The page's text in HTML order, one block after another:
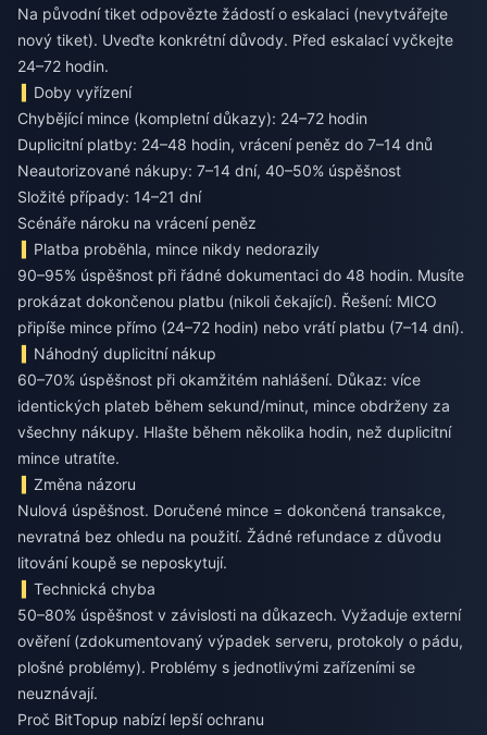
Na původní tiket odpovězte žádostí o eskalaci (nevytvářejte
nový tiket). Uveďte konkrétní důvody. Před eskalací vyčkejte
24–72 hodin.
Doby vyřízení
Chybějící mince (kompletní důkazy): 24–72 hodin
Duplicitní platby: 24–48 hodin, vrácení peněz do 7–14 dnů
Neautorizované nákupy: 7–14 dní, 40–50% úspěšnost
Složité případy: 14–21 dní
Scénáře nároku na vrácení peněz
Platba proběhla, mince nikdy nedorazily
90–95% úspěšnost při řádné dokumentaci do 48 hodin. Musíte
prokázat dokončenou platbu (nikoli čekající). Řešení: MICO
připíše mince přímo (24–72 hodin) nebo vrátí platbu (7–14 dní).
Náhodný duplicitní nákup
60–70% úspěšnost při okamžitém nahlášení. Důkaz: více
identických plateb během sekund/minut, mince obdrženy za
všechny nákupy. Hlašte během několika hodin, než duplicitní
mince utratíte.
Změna názoru
Nulová úspěšnost. Doručené mince = dokončená transakce,
nevratná bez ohledu na použití. Žádné refundace z důvodu
litování koupě se neposkytují.
Technická chyba
50–80% úspěšnost v závislosti na důkazech. Vyžaduje externí
ověření (zdokumentovaný výpadek serveru, protokoly o pádu,
plošné problémy). Problémy s jednotlivými zařízeními se
neuznávají.
Proč BitTopup nabízí lepší ochranu